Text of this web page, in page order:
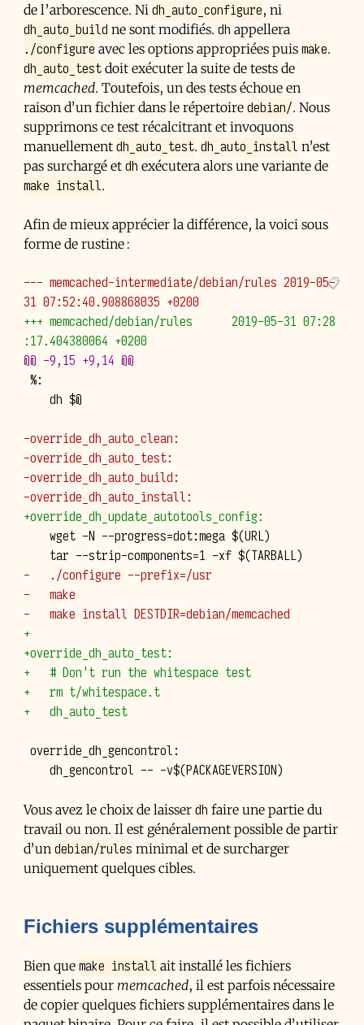
de l’arborescence. Ni dh_auto_configure, ni
dh_auto_build ne sont modifiés. dh appellera
./configure avec les options appropriées puis make.
dh_auto_testdoit exécuter la suite de tests de
memcached. Toutefois, un des tests échoue en
raison d’un fichier dans le répertoire debian/. Nous
supprimons ce test récalcitrant et invoquons
manuellement dh_auto_test. dh_auto_install n’est
pas surchargé et dh exécutera alors une variante de
make install.
Afin de mieux apprécier la différence, la voici sous
forme de rustine :
--- memcached-intermediate/debian/rules 2019-05-
31 07:52:40.908868035 +0200
+++ memcached/debian/rules      2019-05-31 07:28
:17.404380064 +0200
@@ -9,15 +9,14 @@
   dh $@
-override_dh_auto_clean:
-override_dh_auto_test:
-override_dh_auto_build:
-override_dh_auto_install:
+override_dh_update_autotools_config:
-   ./configure --prefix=/usr
-   make
-   make install DESTDIR=debian/memcached
+
+override_dh_auto_test:
+   # Don't run the whitespace test
+   rm t/whitespace.t
+   dh_auto_test
Vous avez le choix de laisser dh faire une partie du
travail ou non. Il est généralement possible de partir
d’un debian/rules minimal et de surcharger
uniquement quelques cibles.
Fichiers supplémentaires
Bien que make install ait installé les fichiers
essentiels pour memcached, il est parfois nécessaire
de copier quelques fichiers supplémentaires dans le